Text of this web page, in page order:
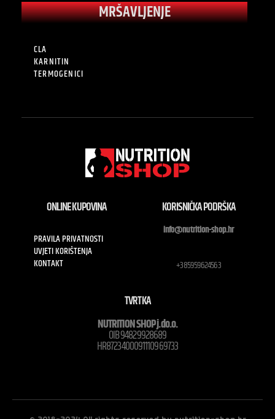
MRŠAVLJENJE
CLA
KARNITIN
TERMOGENICI
ONLINE KUPOVINA
PRAVILA PRIVATNOSTI
UVJETI KORIŠTENJA
KONTAKT
KORISNIČKA PODRŠKA
info@nutrition-shop.hr
+385959624563
TVRTKA
NUTRITION SHOP j.do.o.
OIB 94829928689
HR8723400091110969733